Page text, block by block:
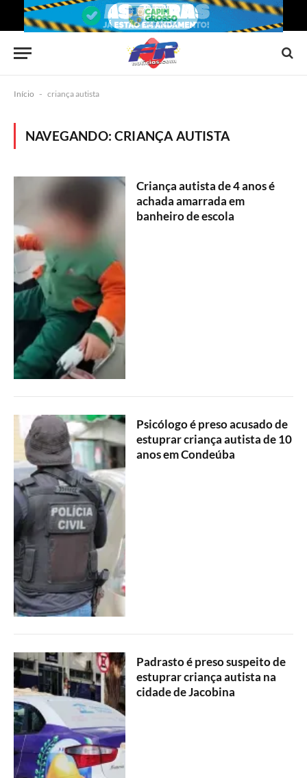
Início - criança autista
NAVEGANDO:CRIANÇA AUTISTA
Criança autista de 4 anos é
achada amarrada em
banheiro de escola
Psicólogo é preso acusado de
estuprar criança autista de 10
anos em Condeúba
Padrasto é preso suspeito de
estuprar criança autista na
cidade de Jacobina